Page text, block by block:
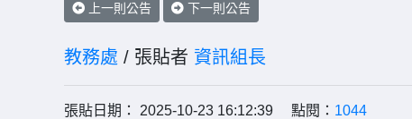
上一則公告 下一則公告
教務處 / 張貼者 資訊組長
張貼日期： 2025-10-23 16:12:39 點閱： 1044